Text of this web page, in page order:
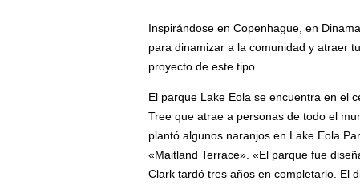
Inspirándose en Copenhague, en
para dinamizar a la comunidad y atraer
proyecto de este tipo.
El parque Lake Eola se encuentra en el
Tree que atrae a personas de todo el
plantó algunos naranjos en Lake Eola
«Maitland Terrace». «El parque fue
Clark tardó tres años en completarlo. El